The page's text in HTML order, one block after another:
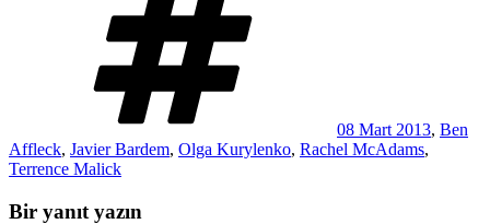
08 Mart 2013, Ben
Affleck, Javier Bardem, Olga Kurylenko, Rachel McAdams,
Terrence Malick
Bir yanıt yazın